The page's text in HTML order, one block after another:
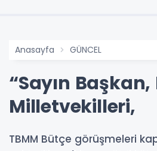
Anasayfa GÜNCEL
“Sayın
Milletvekilleri,
TBMM Bütçe görüşmeleri